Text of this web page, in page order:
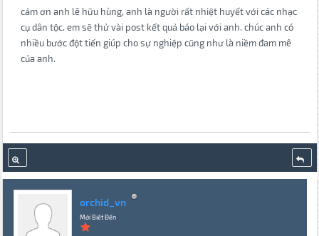
cảm ơn anh lê hữu hùng, anh là người rất nhiệt huyết với các nhạc
cụ dân tộc. em sẽ thử vài post kết quả báo lại với anh. chúc anh có
nhiều bước đột tiến giúp cho sự nghiệp cũng như là niềm đam mê
của anh.
orchid_vn
Mới Biết Đến